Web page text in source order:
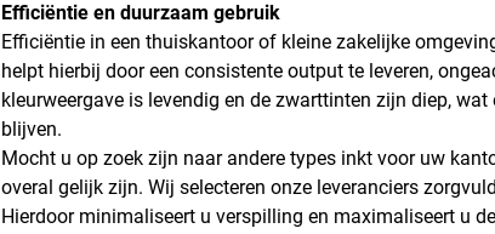
Efficiëntie en duurzaam gebruik
Efficiëntie in een thuiskantoor of kleine zakelijke
helpt hierbij door een consistente output te leveren,
kleurweergave is levendig en de zwarttinten zijn diep,
blijven.
Mocht u op zoek zijn naar andere types inkt voor uw
overal gelijk zijn. Wij selecteren onze leveranciers
Hierdoor minimaliseert u verspilling en maximaliseert u